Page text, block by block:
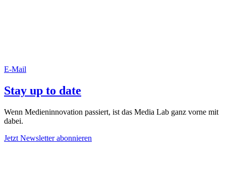
E-Mail
Stay up to date
Wenn Medieninnovation passiert, ist das Media Lab ganz vorne mit
dabei.
Jetzt Newsletter abonnieren